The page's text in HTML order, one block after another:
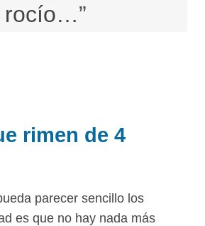
rocío…”
rimen de 4
parecer sencillo los
es que no hay nada más